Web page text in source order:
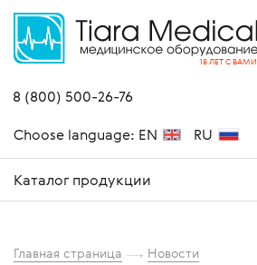
18 ЛЕТ С ВАМИ
8 (800) 500-26-76
Choose language: EN RU
Каталог продукции
Главная страница Новости